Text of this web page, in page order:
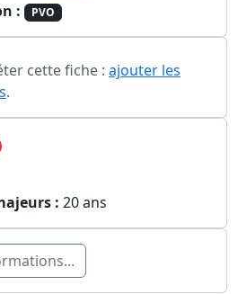
: PVO
cette fiche : ajouter les
.
: 20 ans